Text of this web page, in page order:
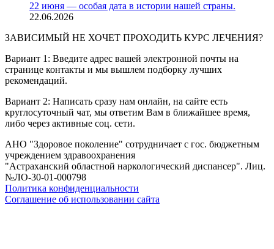
22 июня — особая дата в истории нашей страны.
22.06.2026
ЗАВИСИМЫЙ НЕ ХОЧЕТ ПРОХОДИТЬ КУРС ЛЕЧЕНИЯ?
Вариант 1: Введите адрес вашей электронной почты на
странице контакты и мы вышлем подборку лучших
рекомендаций.
Вариант 2: Написать сразу нам онлайн, на сайте есть
круглосуточный чат, мы ответим Вам в ближайшее время,
либо через активные соц. сети.
АНО "Здоровое поколение" сотрудничает с гос. бюджетным
учреждением здравоохранения
"Астраханский областной наркологический диспансер". Лиц.
№ЛО-30-01-000798
Политика конфиденциальности
Соглашение об использовании сайта